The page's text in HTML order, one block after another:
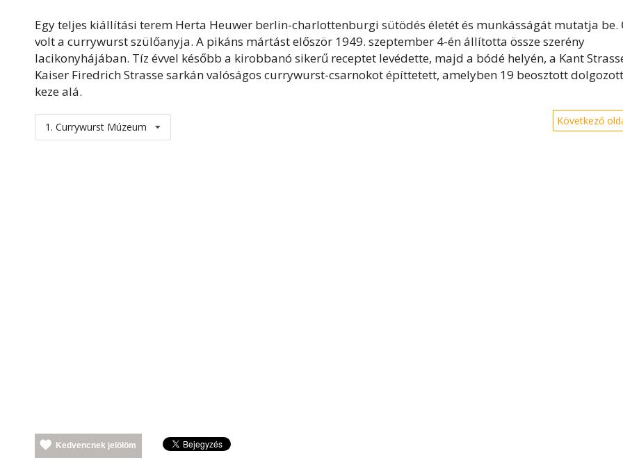
Egy teljes kiállítási terem Herta Heuwer berlin-charlottenburgi sütödés életét és munkásságát mutatja be.
volt a currywurst szülőanyja. A pikáns mártást először 1949. szeptember 4-én állította össze szerény
lacikonyhájában. Tíz évvel később a kirobbanó sikerű receptet levédette, majd a bódé helyén, a Kant
Kaiser Firedrich Strasse sarkán valóságos currywurst-csarnokot építtetett, amelyben 19 beosztott
keze alá.
Következő
1. Currywurst Múzeum
Kedvencnek jelölöm